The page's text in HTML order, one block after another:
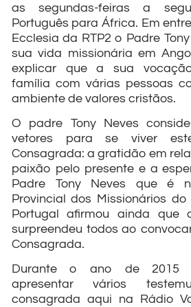
as segundas-feiras a
Português para África. Em
Ecclesia da RTP2 o Padre
sua vida missionária em
explicar que a sua
família com várias pessoas
ambiente de valores cristãos.
O padre Tony Neves
vetores para se viver
Consagrada: a gratidão em
paixão pelo presente e a
Padre Tony Neves que é
Provincial dos Missionários
Portugal afirmou ainda que
surpreendeu todos ao
Consagrada.
Durante o ano de 2015
apresentar vários
consagrada aqui na Rádio